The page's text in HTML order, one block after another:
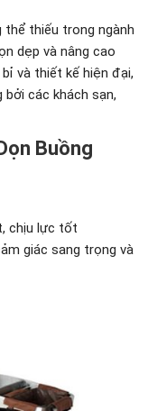
thể thiếu trong ngành
dẹp và nâng cao
và thiết kế hiện đại,
các khách sạn,
Buồng
chịu lực tốt
giác sang trọng và